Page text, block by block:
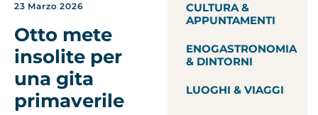
23 Marzo 2026
Otto mete
insolite per
una gita
primaverile
CULTURA &
APPUNTAMENTI
ENOGASTRONOMIA
& DINTORNI
LUOGHI & VIAGGI